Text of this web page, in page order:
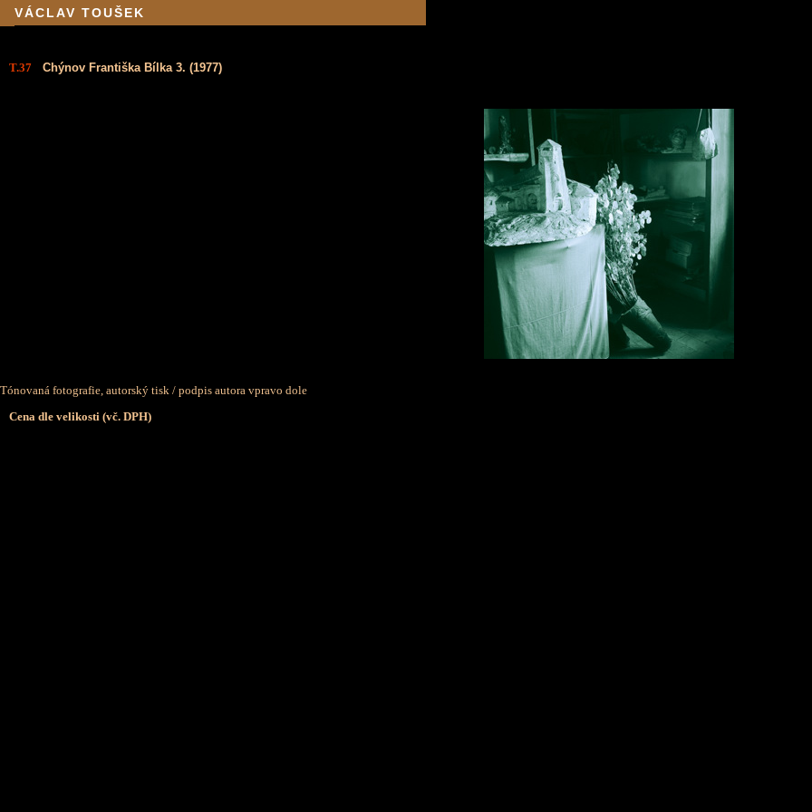
VÁCLAV TOUŠEK
T.37 Chýnov Františka Bílka 3. (1977)
Tónovaná fotografie, autorský tisk / podpis autora vpravo dole
Cena dle velikosti (vč. DPH)